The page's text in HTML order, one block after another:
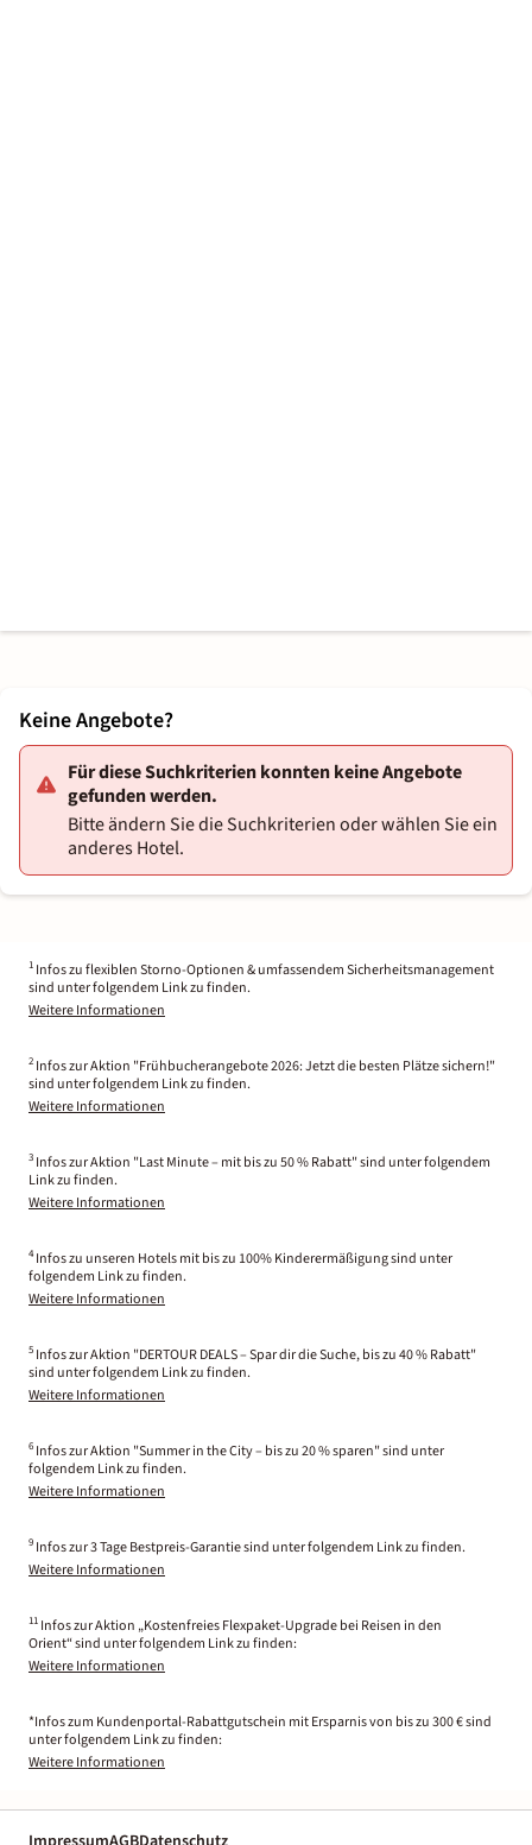
Keine Angebote?
Für diese Suchkriterien konnten keine Angebote
gefunden werden.
Bitte ändern Sie die Suchkriterien oder wählen Sie ein
anderes Hotel.
1 Infos zu flexiblen Storno-Optionen & umfassendem Sicherheitsmanagement
sind unter folgendem Link zu finden.
Weitere Informationen
2 Infos zur Aktion "Frühbucherangebote 2026: Jetzt die besten Plätze sichern!"
sind unter folgendem Link zu finden.
Weitere Informationen
3 Infos zur Aktion "Last Minute – mit bis zu 50 % Rabatt" sind unter folgendem
Link zu finden.
Weitere Informationen
4 Infos zu unseren Hotels mit bis zu 100% Kinderermäßigung sind unter
folgendem Link zu finden.
Weitere Informationen
5 Infos zur Aktion "DERTOUR DEALS – Spar dir die Suche, bis zu 40 % Rabatt"
sind unter folgendem Link zu finden.
Weitere Informationen
6 Infos zur Aktion "Summer in the City – bis zu 20 % sparen" sind unter
folgendem Link zu finden.
Weitere Informationen
9 Infos zur 3 Tage Bestpreis-Garantie sind unter folgendem Link zu finden.
Weitere Informationen
11 Infos zur Aktion „Kostenfreies Flexpaket-Upgrade bei Reisen in den
Orient“ sind unter folgendem Link zu finden:
Weitere Informationen
*Infos zum Kundenportal-Rabattgutschein mit Ersparnis von bis zu 300 € sind
unter folgendem Link zu finden:
Weitere Informationen